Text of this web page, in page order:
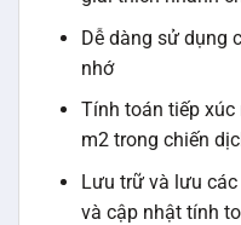
Dễ dàng sử dụng
nhớ
Tính toán tiếp
m2 trong chiến
Lưu trữ và lưu
và cập nhật tính